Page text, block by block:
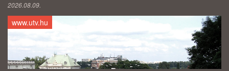
2026.08.09.
www.utv.hu